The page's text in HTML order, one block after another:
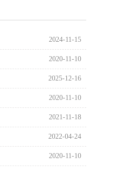
2024-11-15
2020-11-10
2025-12-16
2020-11-10
2021-11-18
2022-04-24
2020-11-10